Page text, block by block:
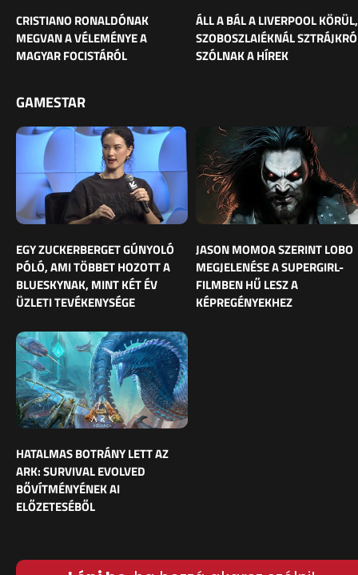
CRISTIANO RONALDÓNAK
MEGVAN A VÉLEMÉNYE A
MAGYAR FOCISTÁRÓL
ÁLL A BÁL A LIVERPOOL KÖRÜL,
SZOBOSZLAIÉKNÁL
SZÓLNAK A HÍREK
GAMESTAR
EGY ZUCKERBERGET GÚNYOLÓ
PÓLÓ, AMI TÖBBET HOZOTT A
BLUESKYNAK, MINT KÉT ÉV
ÜZLETI TEVÉKENYSÉGE
JASON MOMOA SZERINT LOBO
MEGJELENÉSE A SUPERGIRL-
FILMBEN HŰ LESZ A
KÉPREGÉNYEKHEZ
HATALMAS BOTRÁNY LETT AZ
ARK: SURVIVAL EVOLVED
BŐVÍTMÉNYÉNEK AI
ELŐZETESÉBŐL